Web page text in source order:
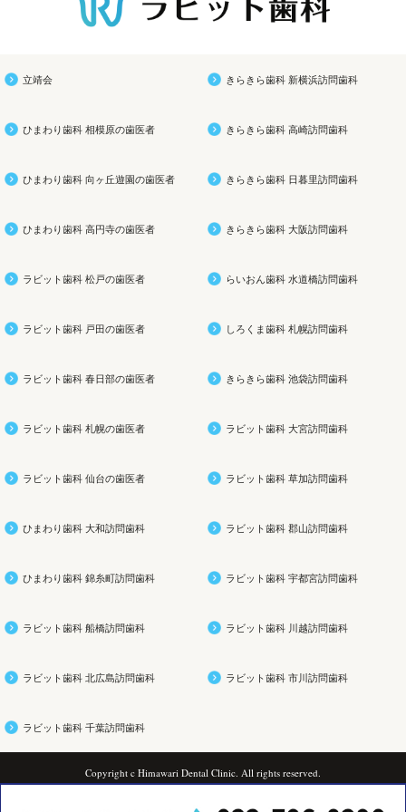
立靖会
ひまわり歯科 相模原の歯医者
ひまわり歯科 向ヶ丘遊園の歯医者
ひまわり歯科 高円寺の歯医者
ラビット歯科 松戸の歯医者
ラビット歯科 戸田の歯医者
ラビット歯科 春日部の歯医者
ラビット歯科 札幌の歯医者
ラビット歯科 仙台の歯医者
ひまわり歯科 大和訪問歯科
ひまわり歯科 錦糸町訪問歯科
ラビット歯科 船橋訪問歯科
ラビット歯科 北広島訪問歯科
ラビット歯科 千葉訪問歯科
きらきら歯科 新横浜訪問歯科
きらきら歯科 高崎訪問歯科
きらきら歯科 日暮里訪問歯科
きらきら歯科 大阪訪問歯科
らいおん歯科 水道橋訪問歯科
しろくま歯科 札幌訪問歯科
きらきら歯科 池袋訪問歯科
ラビット歯科 大宮訪問歯科
ラビット歯科 草加訪問歯科
ラビット歯科 郡山訪問歯科
ラビット歯科 宇都宮訪問歯科
ラビット歯科 川越訪問歯科
ラビット歯科 市川訪問歯科
Copyright c Himawari Dental Clinic. All rights reserved.